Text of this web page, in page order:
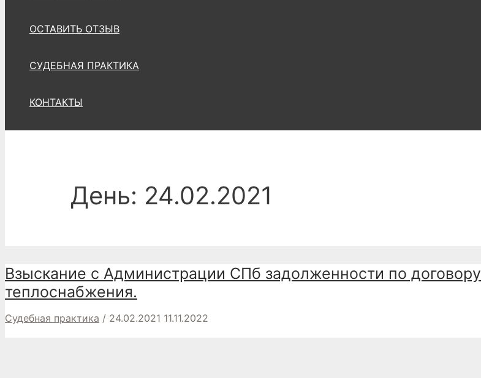
ОСТАВИТЬ ОТЗЫВ
СУДЕБНАЯ ПРАКТИКА
КОНТАКТЫ
День: 24.02.2021
Взыскание с Администрации СПб задолженности по договору
теплоснабжения.
Судебная практика / 24.02.2021 11.11.2022